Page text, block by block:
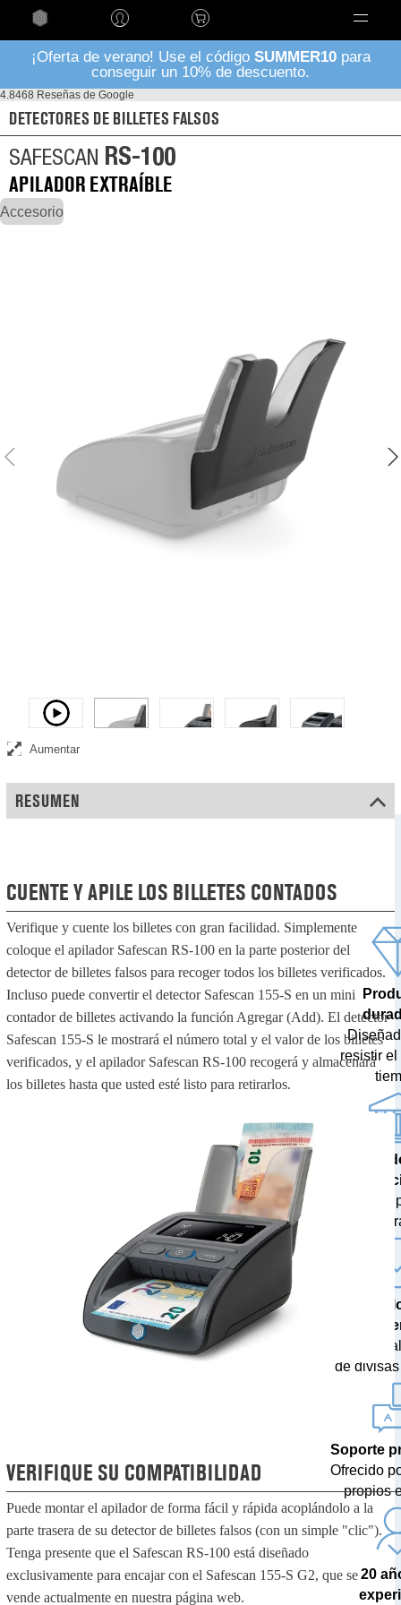
¡Oferta de verano! Use el código SUMMER10para
conseguir un 10% de descuento.
4.8468 Reseñas de Google
DETECTORES DE BILLETES FALSOS
SAFESCAN RS-100
APILADOR EXTRAÍBLE
Accesorio
Apilador de billetes extraíble que recoge y almacena los billetes
verificados
Aumentar
RESUMEN
CUENTE Y APILE LOS BILLETES CONTADOS
Verifique y cuente los billetes con gran facilidad. Simplemente
coloque el apilador Safescan RS-100 en la parte posterior del
detector de billetes falsos para recoger todos los billetes verificados.
Incluso puede convertir el detector Safescan 155-S en un mini
contador de billetes activando la función Agregar (Add). El detector
Safescan 155-S le mostrará el número total y el valor de los billetes
verificados, y el apilador Safescan RS-100 recogerá y almacenará
los billetes hasta que usted esté listo para retirarlos.
VERIFIQUE SU COMPATIBILIDAD
Puede montar el apilador de forma fácil y rápida acoplándolo a la
parte trasera de su detector de billetes falsos (con un simple "clic").
Tenga presente que el Safescan RS-100 está diseñado
exclusivamente para encajar con el Safescan 155-S G2, que se
vende actualmente en nuestra página web.
resistir
Probados
última
Con
de
Soporte
Ofrecido
propios
20